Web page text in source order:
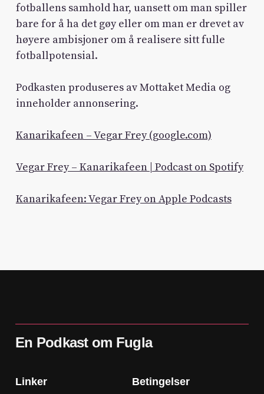
fotballens samhold har, uansett om man spiller
bare for å ha det gøy eller om man er drevet av
høyere ambisjoner om å realisere sitt fulle
fotballpotensial.
Podkasten produseres av Mottaket Media og
inneholder annonsering.
Kanarikafeen – Vegar Frey (google.com)
Vegar Frey – Kanarikafeen | Podcast on Spotify
Kanarikafeen: Vegar Frey on Apple Podcasts
En Podkast om Fugla
Linker
Betingelser